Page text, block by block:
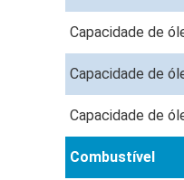
Capacidade de
Capacidade de
Capacidade de
Combustível